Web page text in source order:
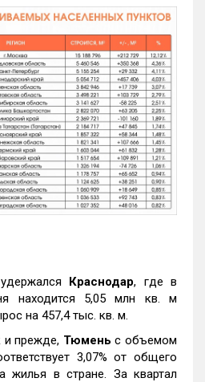
Краснодар, где в
находится 5,05 млн кв. м
на 457,4 тыс. кв. м.
и прежде, Тюмень с объемом
3,07% от общего
жилья в стране. За квартал